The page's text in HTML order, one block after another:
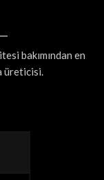
bakımından en
üreticisi.